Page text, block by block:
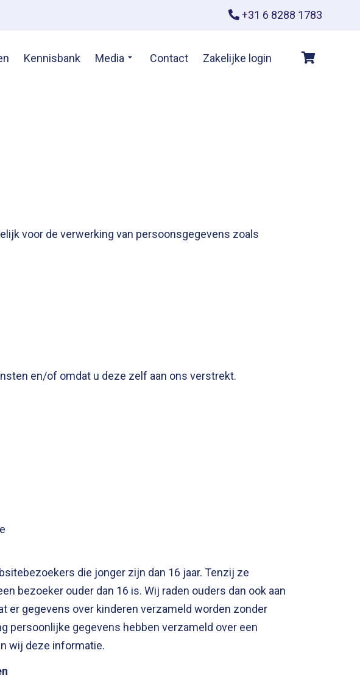
+31 6 8288 1783
Kennisbank Media Contact Zakelijke login
voor de verwerking van persoonsgegevens zoals
en/of omdat u deze zelf aan ons verstrekt.
die jonger zijn dan 16 jaar. Tenzij ze
bezoeker ouder dan 16 is. Wij raden ouders dan ook aan
er gegevens over kinderen verzameld worden zonder
persoonlijke gegevens hebben verzameld over een
wij deze informatie.